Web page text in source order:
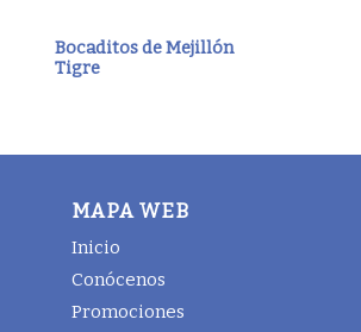
Bocaditos de Mejillón
Tigre
MAPA WEB
Inicio
Conócenos
Promociones